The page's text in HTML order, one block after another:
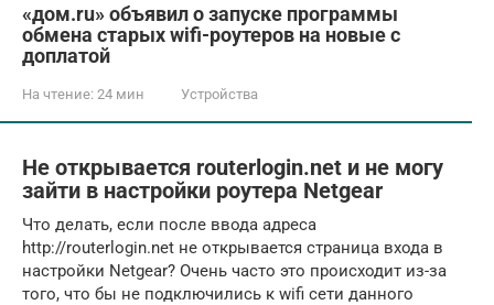
«дом.ru» объявил о запуске программы
обмена старых wifi-роутеров на новые с
доплатой
На чтение: 24 мин Устройства
Не открывается routerlogin.net и не могу
зайти в настройки роутера Netgear
Что делать, если после ввода адреса
http://routerlogin.net не открывается страница входа в
настройки Netgear? Очень часто это происходит из-за
того, что бы не подключились к wifi сети данного